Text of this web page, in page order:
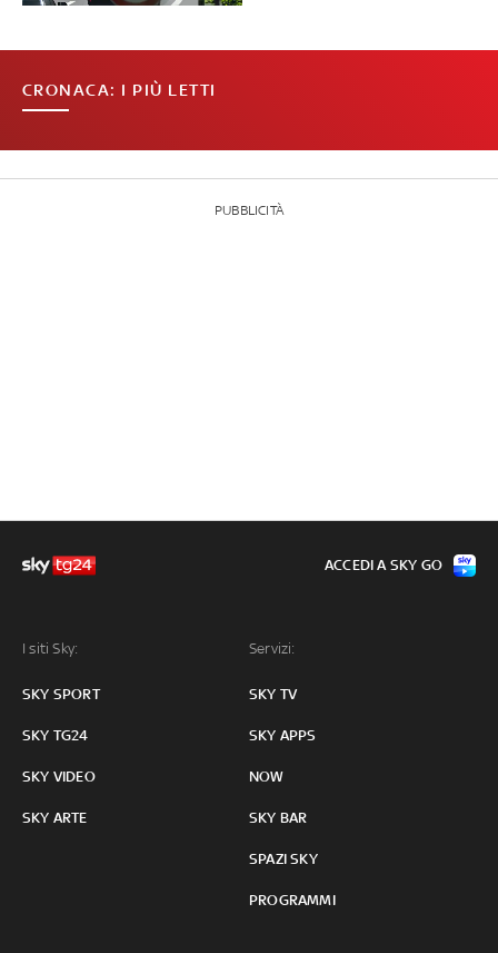
CRONACA: I PIÙ LETTI
PUBBLICITÀ
I siti Sky:
SKY SPORT
SKY TG24
SKY VIDEO
SKY ARTE
Servizi:
SKY TV
SKY APPS
NOW
SKY BAR
SPAZI SKY
PROGRAMMI
ACCEDI A SKY GO